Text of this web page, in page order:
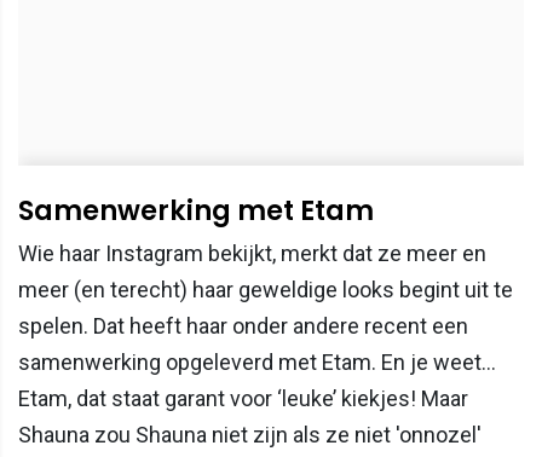
Samenwerking met Etam
Wie haar Instagram bekijkt, merkt dat ze meer en
meer (en terecht) haar geweldige looks begint uit te
spelen. Dat heeft haar onder andere recent een
samenwerking opgeleverd met Etam. En je weet…
Etam, dat staat garant voor ‘leuke’ kiekjes! Maar
Shauna zou Shauna niet zijn als ze niet 'onnozel'